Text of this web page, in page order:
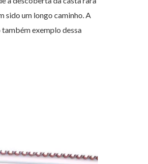
sido um longo caminho. A
exemplo dessa